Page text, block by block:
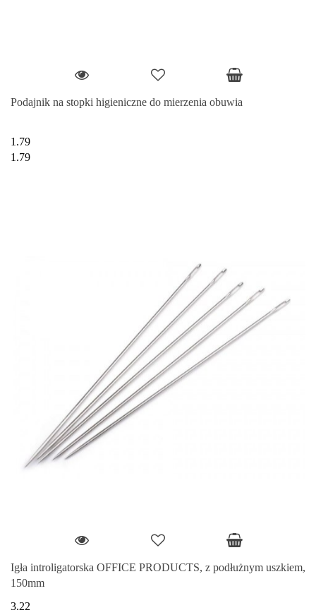
Podajnik na stopki higieniczne do mierzenia obuwia
1.79
1.79
Igła introligatorska OFFICE PRODUCTS, z podłużnym uszkiem,
150mm
3.22